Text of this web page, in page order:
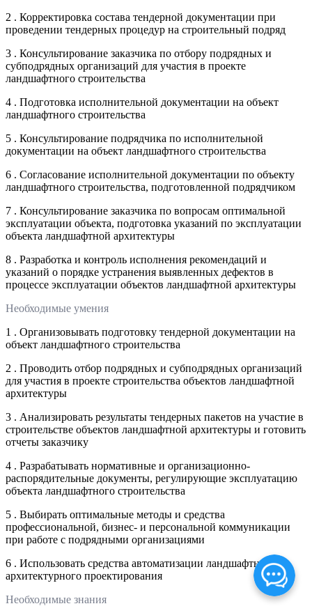
2 . Корректировка состава тендерной документации при
проведении тендерных процедур на строительный подряд
3 . Консультирование заказчика по отбору подрядных и
субподрядных организаций для участия в проекте
ландшафтного строительства
4 . Подготовка исполнительной документации на объект
ландшафтного строительства
5 . Консультирование подрядчика по исполнительной
документации на объект ландшафтного строительства
6 . Согласование исполнительной документации по объекту
ландшафтного строительства, подготовленной подрядчиком
7 . Консультирование заказчика по вопросам оптимальной
эксплуатации объекта, подготовка указаний по эксплуатации
объекта ландшафтной архитектуры
8 . Разработка и контроль исполнения рекомендаций и
указаний о порядке устранения выявленных дефектов в
процессе эксплуатации объектов ландшафтной архитектуры
Необходимые умения
1 . Организовывать подготовку тендерной документации на
объект ландшафтного строительства
2 . Проводить отбор подрядных и субподрядных организаций
для участия в проекте строительства объектов ландшафтной
архитектуры
3 . Анализировать результаты тендерных пакетов на участие в
строительстве объектов ландшафтной архитектуры и готовить
отчеты заказчику
4 . Разрабатывать нормативные и организационно-
распорядительные документы, регулирующие эксплуатацию
объекта ландшафтного строительства
5 . Выбирать оптимальные методы и средства
профессиональной, бизнес- и персональной коммуникации
при работе с подрядными организациями
6 . Использовать средства автоматизации ландшафтно-
архитектурного проектирования
Необходимые знания